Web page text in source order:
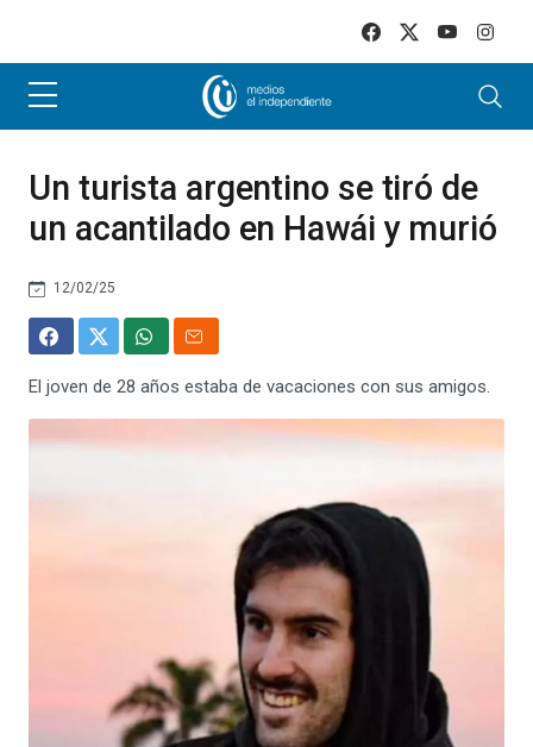
Un turista argentino se tiró de
un acantilado en Hawái y murió
12/02/25
El joven de 28 años estaba de vacaciones con sus amigos.